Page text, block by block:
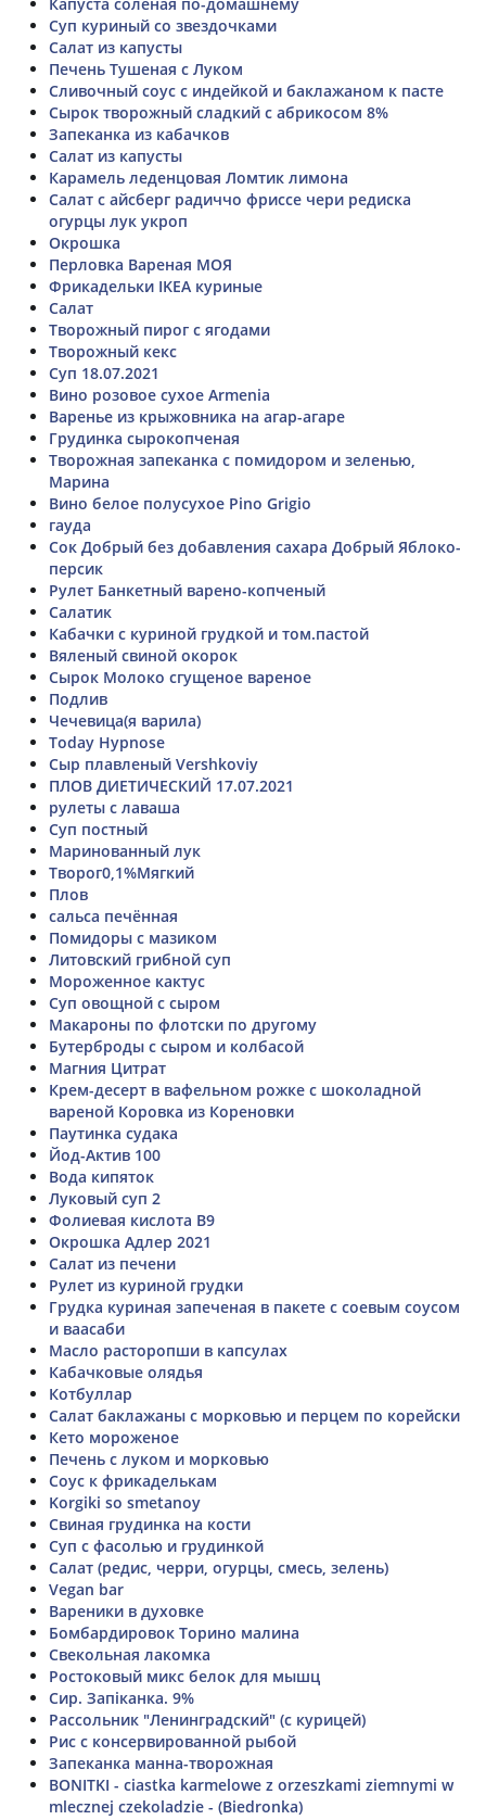
Суп куриный со звездочками
Салат из капусты
Печень Тушеная с Луком
Сливочный соус с индейкой и баклажаном к пасте
Сырок творожный сладкий с абрикосом 8%
Запеканка из кабачков
Салат из капусты
Карамель леденцовая Ломтик лимона
Салат с айсберг радиччо фриссе чери редиска
огурцы лук укроп
Окрошка
Перловка Вареная МОЯ
Фрикадельки IKEA куриные
Салат
Творожный пирог с ягодами
Творожный кекс
Суп 18.07.2021
Вино розовое сухое Armenia
Варенье из крыжовника на агар-агаре
Грудинка сырокопченая
Творожная запеканка с помидором и зеленью,
Марина
Вино белое полусухое Pino Grigio
гауда
Сок Добрый без добавления сахара Добрый Яблоко-
персик
Рулет Банкетный варено-копченый
Салатик
Кабачки с куриной грудкой и том.пастой
Вяленый свиной окорок
Сырок Молоко сгущеное вареное
Подлив
Чечевица(я варила)
Today Hypnose
Сыр плавленый Vershkoviy
ПЛОВ ДИЕТИЧЕСКИЙ 17.07.2021
рулеты с лаваша
Суп постный
Маринованный лук
Творог0,1%Мягкий
Плов
сальса печённая
Помидоры с мазиком
Литовский грибной суп
Мороженное кактус
Суп овощной с сыром
Макароны по флотски по другому
Бутерброды с сыром и колбасой
Магния Цитрат
Крем-десерт в вафельном рожке с шоколадной
вареной Коровка из Кореновки
Паутинка судака
Йод-Актив 100
Вода кипяток
Луковый суп 2
Фолиевая кислота В9
Окрошка Адлер 2021
Салат из печени
Рулет из куриной грудки
Грудка куриная запеченая в пакете с соевым соусом
и ваасаби
Масло расторопши в капсулах
Кабачковые олядья
Котбуллар
Салат баклажаны с морковью и перцем по корейски
Кето мороженое
Печень с луком и морковью
Соус к фрикаделькам
Korgiki so smetanoy
Свиная грудинка на кости
Суп с фасолью и грудинкой
Салат (редис, черри, огурцы, смесь, зелень)
Vegan bar
Вареники в духовке
Бомбардировок Торино малина
Свекольная лакомка
Ростоковый микс белок для мышц
Сир. Запіканка. 9%
Рассольник "Ленинградский" (с курицей)
Рис с консервированной рыбой
Запеканка манна-творожная
BONITKI - ciastka karmelowe z orzeszkami ziemnymi w
mlecznej czekoladzie - (Biedronka)